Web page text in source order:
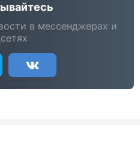
в мессенджерах и